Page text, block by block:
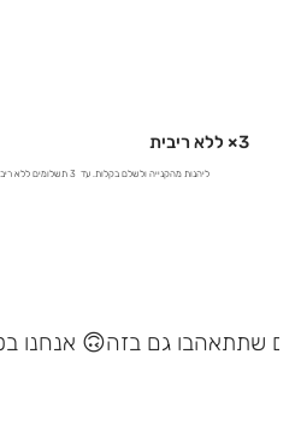
3× ללא ריבית
ליהנות מהקנייה ולשלם בקלות. עד 3 תשלומים ללא ריבית להזמנות מעל 400 ש"ח.
אנחנו בטוחים שתתאהבו גם בזה 🙃